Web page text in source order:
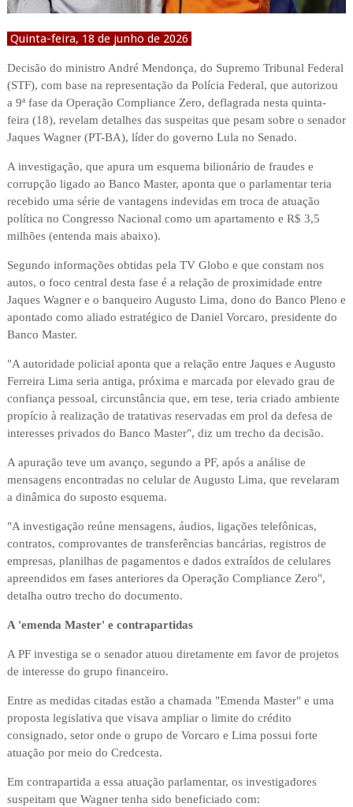
Quinta-feira, 18 de junho de 2026
Decisão do ministro André Mendonça, do Supremo Tribunal Federal
(STF), com base na representação da Polícia Federal, que autorizou
a 9ª fase da Operação Compliance Zero, deflagrada nesta quinta-
feira (18), revelam detalhes das suspeitas que pesam sobre o senador
Jaques Wagner (PT-BA), líder do governo Lula no Senado.
A investigação, que apura um esquema bilionário de fraudes e
corrupção ligado ao Banco Master, aponta que o parlamentar teria
recebido uma série de vantagens indevidas em troca de atuação
política no Congresso Nacional como um apartamento e R$ 3,5
milhões (entenda mais abaixo).
Segundo informações obtidas pela TV Globo e que constam nos
autos, o foco central desta fase é a relação de proximidade entre
Jaques Wagner e o banqueiro Augusto Lima, dono do Banco Pleno e
apontado como aliado estratégico de Daniel Vorcaro, presidente do
Banco Master.
"A autoridade policial aponta que a relação entre Jaques e Augusto
Ferreira Lima seria antiga, próxima e marcada por elevado grau de
confiança pessoal, circunstância que, em tese, teria criado ambiente
propício à realização de tratativas reservadas em prol da defesa de
interesses privados do Banco Master", diz um trecho da decisão.
A apuração teve um avanço, segundo a PF, após a análise de
mensagens encontradas no celular de Augusto Lima, que revelaram
a dinâmica do suposto esquema.
"A investigação reúne mensagens, áudios, ligações telefônicas,
contratos, comprovantes de transferências bancárias, registros de
empresas, planilhas de pagamentos e dados extraídos de celulares
apreendidos em fases anteriores da Operação Compliance Zero",
detalha outro trecho do documento.
A 'emenda Master' e contrapartidas
A PF investiga se o senador atuou diretamente em favor de projetos
de interesse do grupo financeiro.
Entre as medidas citadas estão a chamada "Emenda Master" e uma
proposta legislativa que visava ampliar o limite do crédito
consignado, setor onde o grupo de Vorcaro e Lima possui forte
atuação por meio do Credcesta.
Em contrapartida a essa atuação parlamentar, os investigadores
suspeitam que Wagner tenha sido beneficiado com: